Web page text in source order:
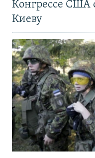
Конгрессе США
Киеву